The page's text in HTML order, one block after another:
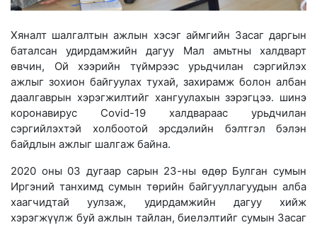
Хяналт шалгалтын ажлын хэсэг аймгийн Засаг даргын
баталсан удирдамжийн дагуу Мал амьтны халдварт
өвчин, Ой хээрийн түймрээс урьдчилан сэргийлэх
ажлыг зохион байгуулах тухай, захирамж болон албан
даалгаврын хэрэгжилтийг хангуулахын зэрэгцээ. шинэ
коронавирус Covid-19 халдвараас урьдчилан
сэргийлэхтэй холбоотой эрсдэлийн бэлтгэл бэлэн
байдлын ажлыг шалгаж байна.
2020 оны 03 дугаар сарын 23-ны өдөр Булган сумын
Иргэний танхимд сумын төрийн байгууллагуудын алба
хаагчидтай уулзаж, удирдамжийн дагуу хийж
хэрэгжүүлж буй ажлын тайлан, биелэлтийг сумын Засаг